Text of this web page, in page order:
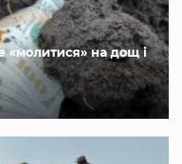
«молитися» на дощ і